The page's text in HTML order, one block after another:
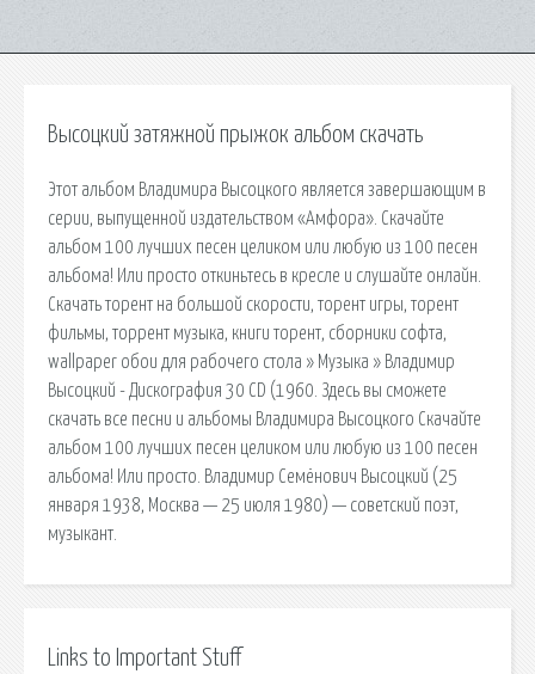
Высоцкий затяжной прыжок альбом скачать
Этот альбом Владимира Высоцкого является завершающим в
серии, выпущенной издательством «Амфора». Скачайте
альбом 100 лучших песен целиком или любую из 100 песен
альбома! Или просто откиньтесь в кресле и слушайте онлайн.
Скачать торент на большой скорости, торент игры, торент
фильмы, торрент музыка, книги торент, сборники софта,
wallpaper обои для рабочего стола » Музыка » Владимир
Высоцкий - Дискография 30 CD (1960. Здесь вы сможете
скачать все песни и альбомы Владимира Высоцкого Скачайте
альбом 100 лучших песен целиком или любую из 100 песен
альбома! Или просто. Владимир Семёнович Высоцкий (25
января 1938, Москва — 25 июля 1980) — советский поэт,
музыкант.
Links to Important Stuff